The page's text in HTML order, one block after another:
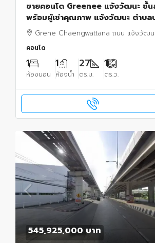
ขายคอนโด Greenee แจ้งวัฒนะ ชั้
พร้อมผู้เช่าคุณภาพ แจ้งวัฒนะ ตำบล
ปากเกร็ด,นนทบุรี
Grene Chaengwattana ถนน แจ้งวัฒน
คอนโด
1
ห้องนอน
1
ห้องน้ำ
27
ตร.ม.
1
ตร.ว.
545,925,000 บาท